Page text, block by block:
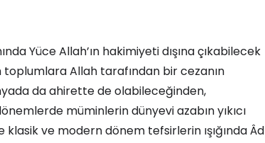
Yüce Allah’ın hakimiyeti dışına çıkabilecek
Allah tarafından bir cezanın
da ahirette de olabileceğinden,
müminlerin dünyevi azabın yıkıcı
ve modern dönem tefsirlerin ışığında Âd